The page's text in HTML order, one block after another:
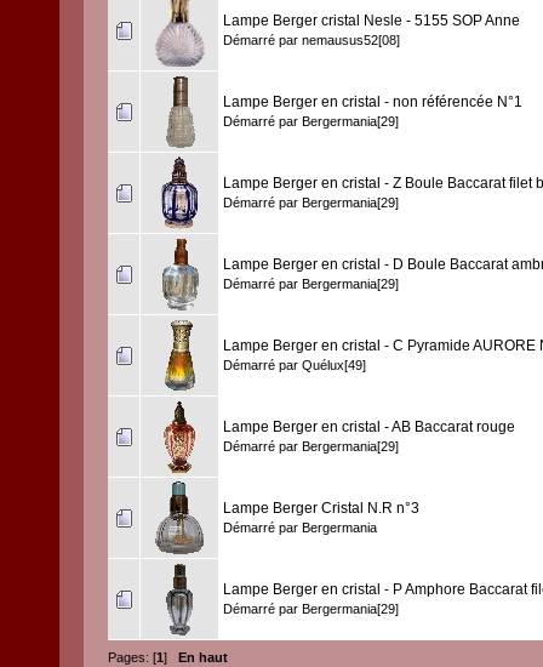
Lampe Berger cristal Nesle - 5155 SOP Anne
Démarré par nemausus52[08]
Lampe Berger en cristal - non référencée N°1
Démarré par Bergermania[29]
Lampe Berger en cristal - Z Boule Baccarat filet
Démarré par Bergermania[29]
Lampe Berger en cristal - D Boule Baccarat
Démarré par Bergermania[29]
Lampe Berger en cristal - C Pyramide AURORE
Démarré par Quélux[49]
Lampe Berger en cristal - AB Baccarat rouge
Démarré par Bergermania[29]
Lampe Berger Cristal N.R n°3
Démarré par Bergermania
Lampe Berger en cristal - P Amphore Baccarat
Démarré par Bergermania[29]
Pages: [1 ] En haut